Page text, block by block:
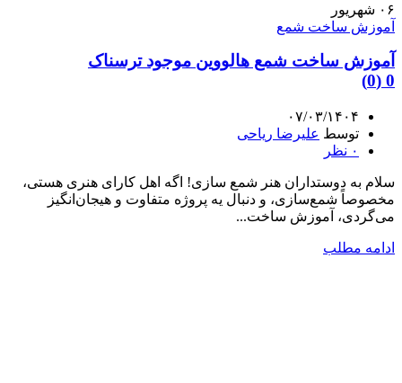
۰۶ شهریور
آموزش ساخت شمع
آموزش ساخت شمع هالووین موجود ترسناک
0 (0)
۰۷/۰۳/۱۴۰۴
توسط علیرضا ریاحی
۰ نظر
سلام به دوستداران هنر شمع سازی! اگه اهل کارای هنری هستی،
مخصوصاً شمع‌سازی، و دنبال یه پروژه متفاوت و هیجان‌انگیز
می‌گردی، آموزش ساخت...
ادامه مطلب